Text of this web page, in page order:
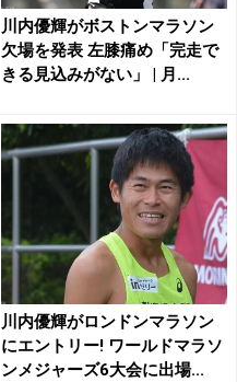
川内優輝がボストンマラソン
欠場を発表 左膝痛め「完走で
きる見込みがない」 | 月...
川内優輝がロンドンマラソン
にエントリー! ワールドマラソ
ンメジャーズ6大会に出場...